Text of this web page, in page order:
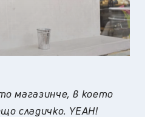
магазинче, в което
сладичко. YEAH!